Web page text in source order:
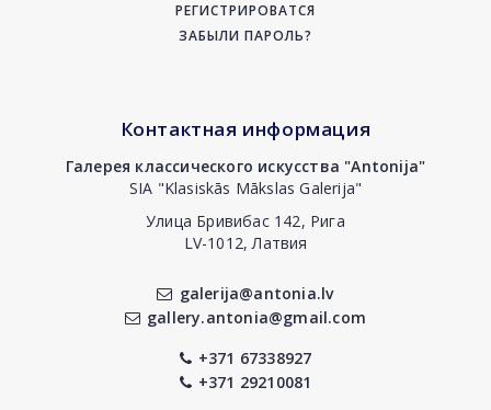
РЕГИСТРИРОВАТСЯ
ЗАБЫЛИ ПАРОЛЬ?
Контактная информация
Галерея классического искусства "Antonija"
SIA "Klasiskās Mākslas Galerija"
Улица Бривибас 142, Рига
LV-1012, Латвия
galerija@antonia.lv
gallery.antonia@gmail.com
+371 67338927
+371 29210081